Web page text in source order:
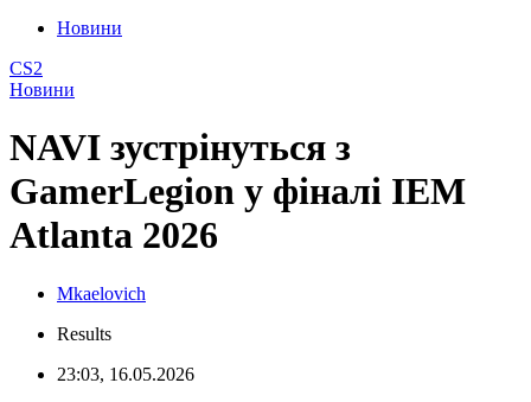
Новини
CS2
Новини
NAVI зустрінуться з
GamerLegion у фіналі IEM
Atlanta 2026
Mkaelovich
Results
23:03, 16.05.2026